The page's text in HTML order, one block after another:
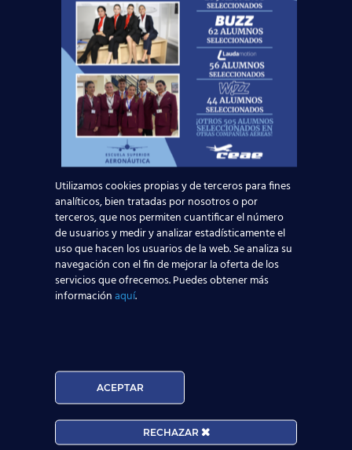
Como puedes ver en nuestro blog, hay cada vez
más noticias como esta que reflejan elbuen
momento del sector aeronáutico en todo el
mundo. Más de4500 alumnos lo están viviendo
de primera mano, ya que tras nuestra formación
ya trabajan en la aviación comercial. ¿Te gustaría
ser uno de ellos?
Te invitamos a que te informes
nuestros cursos orientados
a los puestos de trabajo más
demandados en el sector
aeronáutico. Tenemosmás de 20
centrosrepartidos por toda
España esperando a que formes
parte de nuestra familia.
¡Estás a un paso de cambiar tu vida laboral y
Solicita información
Nombre*
Utilizamos cookies propias y de terceros para fines
analíticos, bien tratadas por nosotros o por
terceros, que nos permiten cuantificar el número
de usuarios y medir y analizar estadísticamente el
uso que hacen los usuarios de la web. Se analiza su
navegación con el fin de mejorar la oferta de los
servicios que ofrecemos. Puedes obtener más
informaciónaquí.
ACEPTAR
RECHAZAR